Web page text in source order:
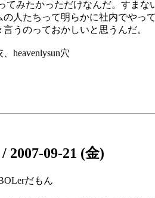
てみたかっただけなんだ。すまな
人たちって明らかに社内でやって
うのっておかしいと思うんだ。
heavenlysun穴
/ 2007-09-21 (金)
だもん